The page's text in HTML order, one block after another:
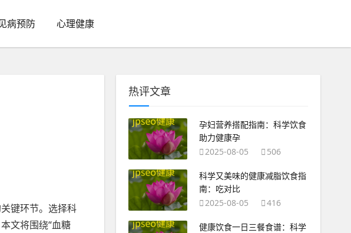
病预防 心理健康
键环节。选择科
文将围绕“血糖
热评文章
孕妇营养搭配指南：科学饮食
助力健康孕
2025-08-05
506
科学又美味的健康减脂饮食指
南：吃对比
2025-08-05
416
健康饮食一日三餐食谱：科学